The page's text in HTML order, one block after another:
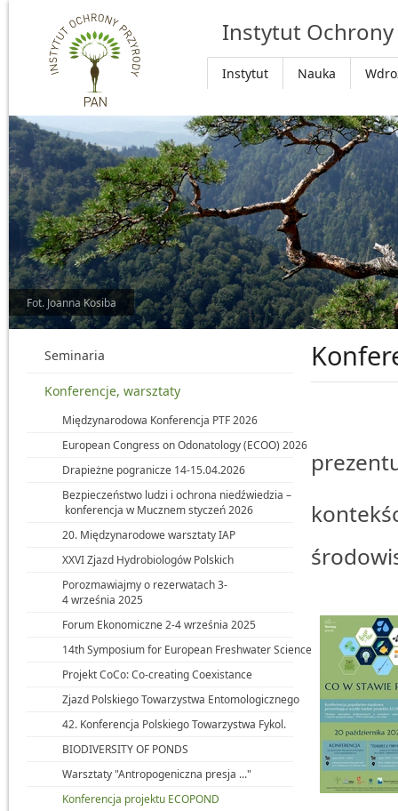
Przejdź do głównej treści
Instytut Ochrony
Instytut Nauka
Fot. Joanna Kosiba
Seminaria
Konferencje, warsztaty
Międzynarodowa Konferencja PTF 2026
European Congress on Odonatology (ECOO) 2026
Drapieżne pogranicze 14-15.04.2026
Bezpieczeństwo ludzi i ochrona niedźwiedzia –
konferencja w Mucznem styczeń 2026
20. Międzynarodowe warsztaty IAP
XXVI Zjazd Hydrobiologów Polskich
Porozmawiajmy o rezerwatach 3-
4 września 2025
Forum Ekonomiczne 2-4 września 2025
14th Symposium for European Freshwater Sciences
Projekt CoCo: Co-creating Coexistance
Zjazd Polskiego Towarzystwa Entomologicznego
42. Konferencja Polskiego Towarzystwa Fykol.
BIODIVERSITY OF PONDS
Warsztaty "Antropogeniczna presja ..."
Konferencja projektu ECOPOND